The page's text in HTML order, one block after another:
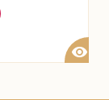
visibility